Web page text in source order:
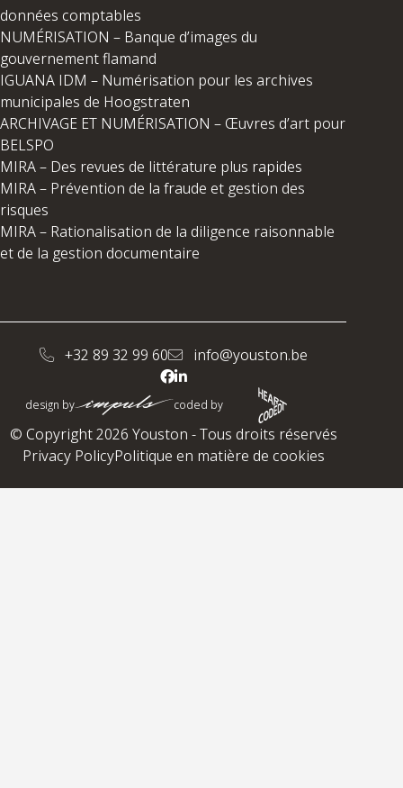
données comptables
NUMÉRISATION – Banque d’images du
gouvernement flamand
IGUANA IDM – Numérisation pour les archives
municipales de Hoogstraten
ARCHIVAGE ET NUMÉRISATION – Œuvres d’art pour
BELSPO
MIRA – Des revues de littérature plus rapides
MIRA – Prévention de la fraude et gestion des
risques
MIRA – Rationalisation de la diligence raisonnable
et de la gestion documentaire
+32 89 32 99 60 info@youston.be
design by coded by
© Copyright 2026 Youston - Tous droits réservés
Privacy PolicyPolitique en matière de cookies